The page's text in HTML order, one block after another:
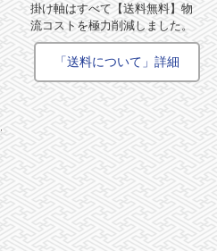
掛け軸はすべて【送料無料】物
流コストを極力削減しました。
「送料について」詳細